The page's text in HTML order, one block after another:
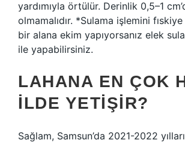
yardımıyla örtülür. Derinlik 0,5–1
olmamalıdır. *Sulama işlemini
bir alana ekim yapıyorsanız elek
ile yapabilirsiniz.
LAHANA EN ÇOK
ILDE YETIŞIR?
Sağlam, Samsun’da 2021-2022